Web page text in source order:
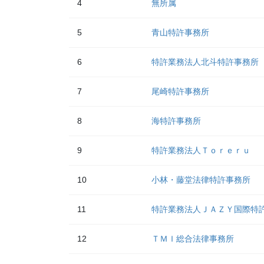
4 無所属
5 青山特許事務所
6 特許業務法人北斗特許事務所
7 尾崎特許事務所
8 海特許事務所
9 特許業務法人Ｔｏｒｅｒｕ
10 小林・藤堂法律特許事務所
11 特許業務法人ＪＡＺＹ国際特
12 ＴＭＩ総合法律事務所